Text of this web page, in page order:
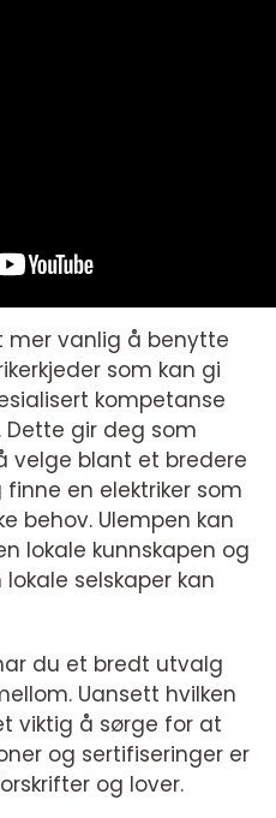
vanlig å benytte
som kan gi
kompetanse
Dette gir deg som
velge blant et bredere
en elektriker som
behov. Ulempen kan
lokale kunnskapen og
selskaper kan
du et bredt utvalg
Uansett hvilken
viktig å sørge for at
og sertifiseringer er
og lover.